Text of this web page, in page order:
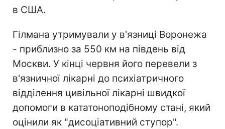
в США.
Гілмана утримували у в'язниці Воронежа
- приблизно за 550 км на південь від
Москви. У кінці червня його перевели з
в'язничної лікарні до психіатричного
відділення цивільної лікарні швидкої
допомоги в кататоноподібному стані, який
оцінили як "дисоціативний ступор".